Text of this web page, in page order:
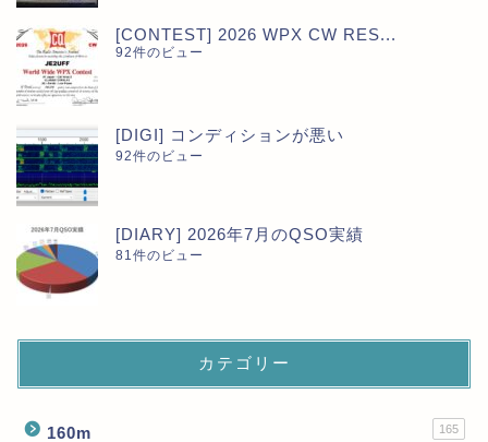
[CONTEST] 2026 WPX CW RES...
92件のビュー
[DIGI] コンディションが悪い
92件のビュー
[DIARY] 2026年7月のQSO実績
81件のビュー
カテゴリー
160m 165